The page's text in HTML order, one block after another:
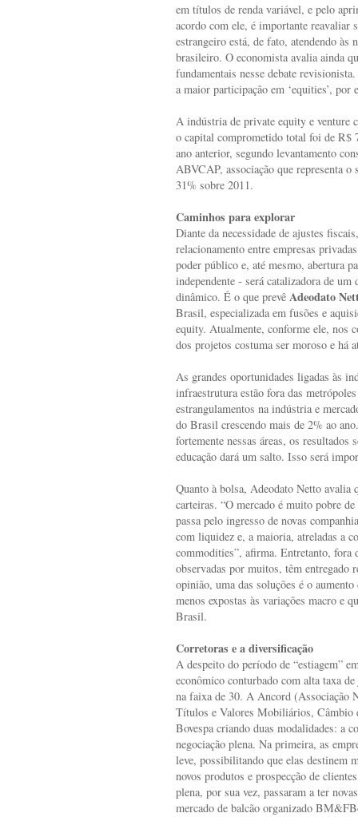
em títulos de renda variável, e pelo
acordo com ele, é importante reavaliar
estrangeiro está, de fato, atendendo às
brasileiro. O economista avalia ainda
fundamentais nesse debate
a maior participação em ‘equities’, por
A indústria de private equity e venture
o capital comprometido total foi de R$
ano anterior, segundo levantamento
ABVCAP, associação que representa
31% sobre 2011.
Caminhos para explorar
Diante da necessidade de ajustes
relacionamento entre empresas
poder público e, até mesmo, abertura
independente - será catalizadora de
dinâmico. É o que prevê Adeodato
Brasil, especializada em fusões e
equity. Atualmente, conforme ele, nos
dos projetos costuma ser moroso e há
As grandes oportunidades ligadas às
infraestrutura estão fora das
estrangulamentos na indústria e
do Brasil crescendo mais de 2% ao
fortemente nessas áreas, os
educação dará um salto. Isso será
Quanto à bolsa, Adeodato Netto avalia
carteiras. “O mercado é muito pobre
passa pelo ingresso de novas
com liquidez e, a maioria, atreladas a
commodities”, afirma. Entretanto, fora
observadas por muitos, têm entregado
opinião, uma das soluções é o
menos expostas às variações macro e
Brasil.
Corretoras e a diversificação
A despeito do período de “estiagem”
econômico conturbado com alta taxa
na faixa de 30. A Ancord (Associação
Títulos e Valores Mobiliários,
Bovespa criando duas modalidades: a
negociação plena. Na primeira, as
leve, possibilitando que elas destinem
novos produtos e prospecção de
plena, por sua vez, passaram a ter
mercado de balcão organizado